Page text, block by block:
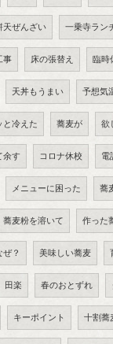
天ぜんざい 一乗寺ラン
事 床の張替え 臨時
天丼もうまい 予想気
と冷えた 蕎麦が 欲
余す コロナ休校 電
メニューに困った 蕎
蕎麦粉を溶いて 作った
ぜ？ 美味しい蕎麦
田楽 春のおとずれ
キーポイント 十割蕎